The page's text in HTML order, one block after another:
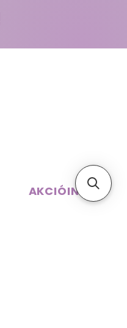
AKCIÓINK